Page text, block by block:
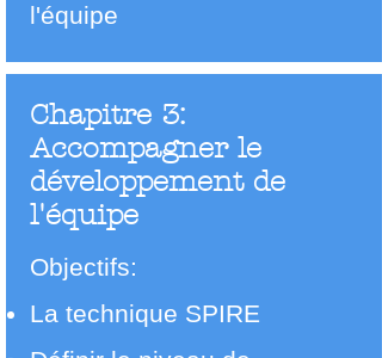
l'équipe
Chapitre 3:
Accompagner le
développement de
l'équipe
Objectifs:
La technique SPIRE